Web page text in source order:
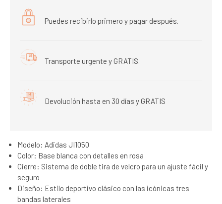
Puedes recibirlo primero y pagar después.
Transporte urgente y GRATIS.
Devolución hasta en 30 días y GRATIS
Modelo: Adidas JI1050
Color: Base blanca con detalles en rosa
Cierre: Sistema de doble tira de velcro para un ajuste fácil y
seguro
Diseño: Estilo deportivo clásico con las icónicas tres
bandas laterales